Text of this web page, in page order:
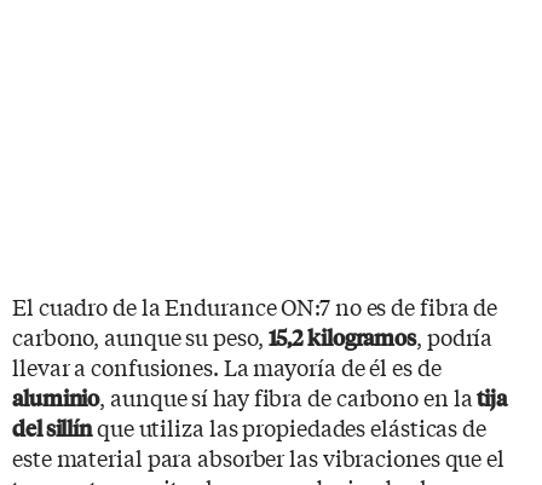
El cuadro de la Endurance ON:7 no es de fibra de
carbono, aunque su peso, 15,2 kilogramos, podría
llevar a confusiones. La mayoría de él es de
aluminio, aunque sí hay fibra de carbono en latija
del sillínque utiliza las propiedades elásticas de
este material para absorber las vibraciones que el